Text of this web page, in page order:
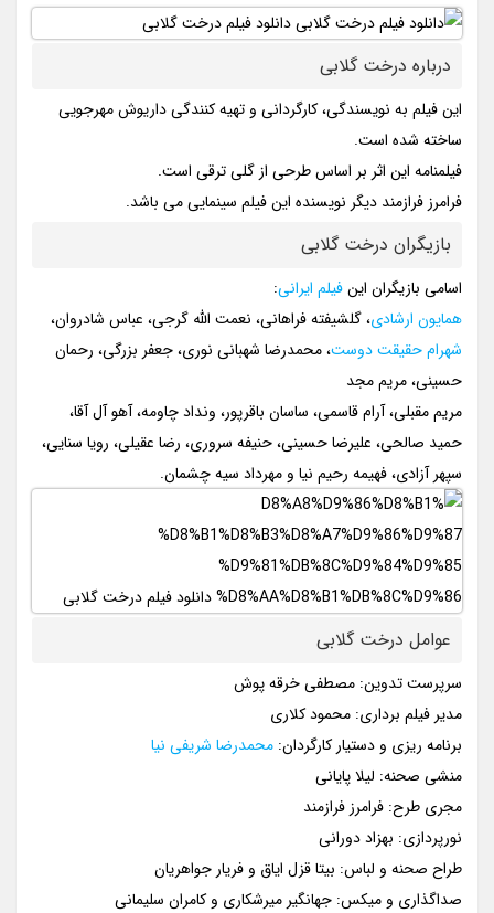
درباره درخت گلابی
این فیلم به نویسندگی، کارگردانی و تهیه کنندگی داریوش مهرجویی
ساخته شده است.
فیلمنامه این اثر بر اساس طرحی از گلی ترقی است.
فرامرز فرازمند دیگر نویسنده این فیلم سینمایی می باشد.
بازیگران درخت گلابی
اسامی بازیگران اینفیلم ایرانی:
همایون ارشادی، گلشیفته فراهانی، نعمت الله گرجی، عباس شادروان،
شهرام حقیقت دوست، محمدرضا شهبانی نوری، جعفر بزرگی، رحمان
حسینی، مریم مجد
مریم مقبلی، آرام قاسمی، ساسان باقرپور، ونداد چاومه، آهو آل آقا،
حمید صالحی، علیرضا حسینی، حنیفه سروری، رضا عقیلی، رویا سنایی،
سپهر آزادی، فهیمه رحیم نیا و مهرداد سیه چشمان.
عوامل درخت گلابی
سرپرست تدوین: مصطفی خرقه پوش
مدیر فیلم برداری: محمود کلاری
برنامه ریزی و دستیار کارگردان:محمدرضا شریفی نیا
منشی صحنه: لیلا پایانی
مجری طرح: فرامرز فرازمند
نورپردازی: بهزاد دورانی
طراح صحنه و لباس: بیتا قزل ایاق و فریار جواهریان
صداگذاری و میکس: جهانگیر میرشکاری و کامران سلیمانی